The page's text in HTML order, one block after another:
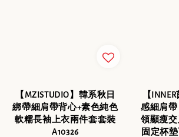
【MZISTUDIO】韓系秋日
綁帶細肩帶背心+素色純色
軟糯長袖上衣兩件套套裝
A10326
【
感細肩
領顯瘦
固定杯墊